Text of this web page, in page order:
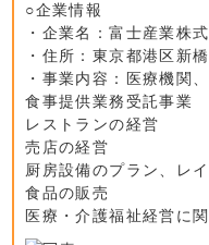
○企業情報
・企業名：富士産業株
・住所：東京都港区新
・事業内容：医療機関
食事提供業務受託事業
レストランの経営
売店の経営
厨房設備のプラン、レ
食品の販売
医療・介護福祉経営に